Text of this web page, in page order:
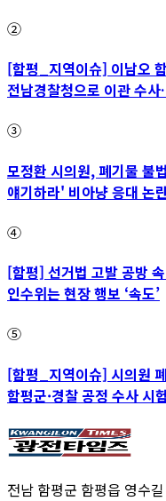
②
[함평_지역이슈] 이남오
전남경찰청으로 이관 수
③
모정환 시의원, 폐기물 불
얘기하라' 비아냥 응대 논
④
[함평] 선거법 고발 공방
인수위는 현장 행보 ‘속도’
⑤
[함평_지역이슈] 시의원
함평군·경찰 공정 수사 시
전남 함평군 함평읍 영수